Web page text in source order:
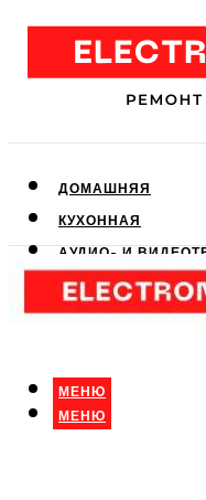
ДОМАШНЯЯ
КУХОННАЯ
АУДИО- И
КЛИМАТИЧЕСКАЯ
ДЛЯ КРАСОТЫ
МЕНЮ
МЕНЮ